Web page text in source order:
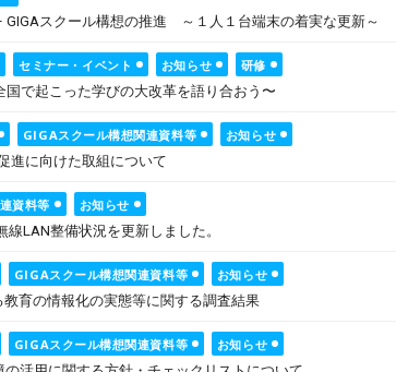
GIGAスクール構想の推進 ～１人１台端末の着実な更新～
セミナー・イベント お知らせ
研修
国で起こった学びの大改革を語り合おう〜
GIGAスクール構想関連資料等
お知らせ
進に向けた取組について
資料等
お知らせ
線LAN整備状況を更新しました。
GIGAスクール構想関連資料等
お知らせ
教育の情報化の実態等に関する調査結果
GIGAスクール構想関連資料等
お知らせ